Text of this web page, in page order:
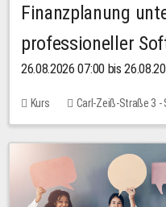
Finanzplanung
professioneller
26.08.2026 07:00 bis
Kurs Carl-Zeiß-Straße 3 -
20,00 EUR